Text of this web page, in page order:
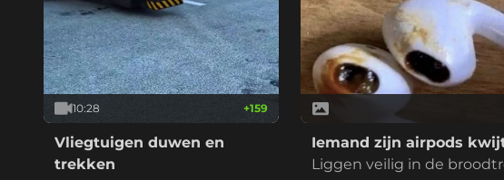
10:28 +159
Vliegtuigen duwen en
trekken
Iemand zijn airpods
Liggen veilig in de